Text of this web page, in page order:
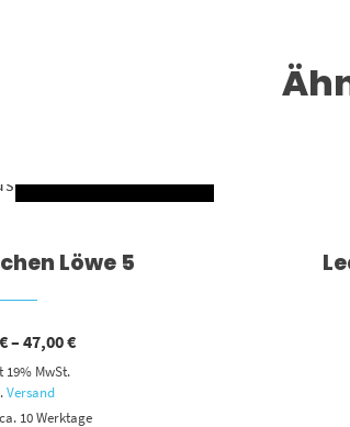
Dieses Produkt weist mehrere Varianten auf. Die Optionen können auf der Produktseite gewählt werden
Löwe 5
€–47,00€Preisspanne:
19% MwSt.
Versand
10 Werktage